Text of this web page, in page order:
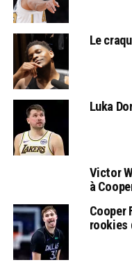
Le
Luka
Victor
à
Cooper
rookies